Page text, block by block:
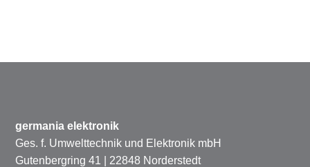
germania elektronik
Ges. f. Umwelttechnik und Elektronik mbH
Gutenbergring 41 | 22848 Norderstedt